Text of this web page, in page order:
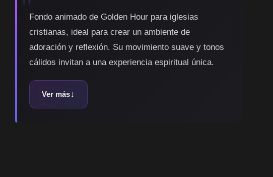
Fondo animado de Golden Hour para iglesias
cristianas, ideal para crear un ambiente de
adoración y reflexión. Su movimiento suave y tonos
cálidos invitan a una experiencia espiritual única.
Ver más